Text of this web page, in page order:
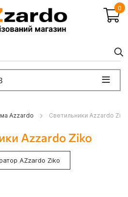
0
Azzardo Светильники Azzardo Ziko
Azzardo Ziko
AZzardo Ziko